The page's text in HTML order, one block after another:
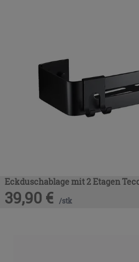
Eckduschablage mit 2 Etagen
39,90 € /stk